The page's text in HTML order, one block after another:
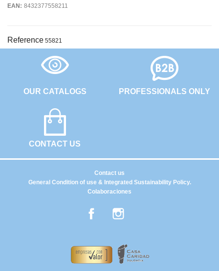
EAN: 8432377558211
Reference 55821
OUR CATALOGS
CONTACT US
PROFESSIONALS ONLY
General Condition of use & Integrated Sustainability Policy.
Colaboraciones
Contact us
Facebook